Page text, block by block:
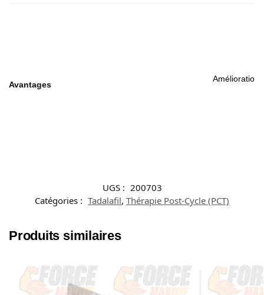
Avantages
Amélioration
UGS : 200703
Catégories : Tadalafil, Thérapie Post-Cycle (PCT)
Produits similaires